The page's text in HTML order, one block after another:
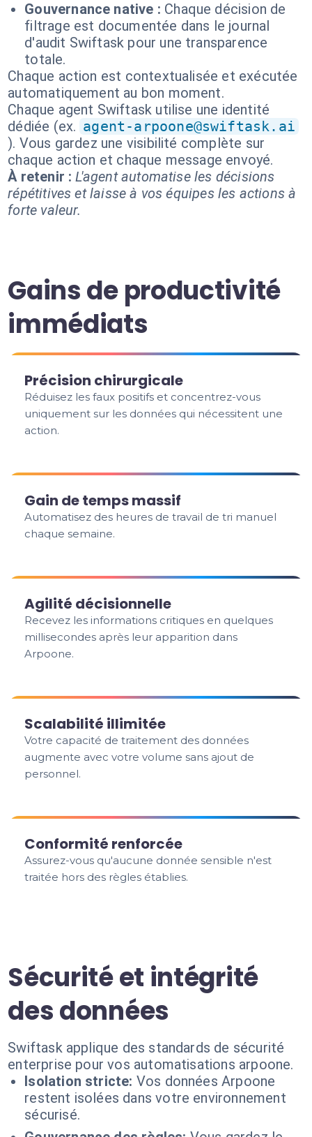
Gouvernance native : Chaque décision de
filtrage est documentée dans le journal
d'audit Swiftask pour une transparence
totale.
Chaque action est contextualisée et exécutée
automatiquement au bon moment.
Chaque agent Swiftask utilise une identité
dédiée (ex. agent-arpoone@swiftask.ai
). Vous gardez une visibilité complète sur
chaque action et chaque message envoyé.
À retenir : L'agent automatise les décisions
répétitives et laisse à vos équipes les actions à
forte valeur.
Gains de productivité
immédiats
Précision chirurgicale
Réduisez les faux positifs et concentrez-vous
uniquement sur les données qui nécessitent une
action.
Gain de temps massif
Automatisez des heures de travail de tri manuel
chaque semaine.
Agilité décisionnelle
Recevez les informations critiques en quelques
millisecondes après leur apparition dans
Arpoone.
Scalabilité illimitée
Votre capacité de traitement des données
augmente avec votre volume sans ajout de
personnel.
Conformité renforcée
Assurez-vous qu'aucune donnée sensible n'est
traitée hors des règles établies.
Sécurité et intégrité
des données
Swiftask applique des standards de sécurité
enterprise pour vos automatisations arpoone.
Isolation stricte: Vos données Arpoone
restent isolées dans votre environnement
sécurisé.